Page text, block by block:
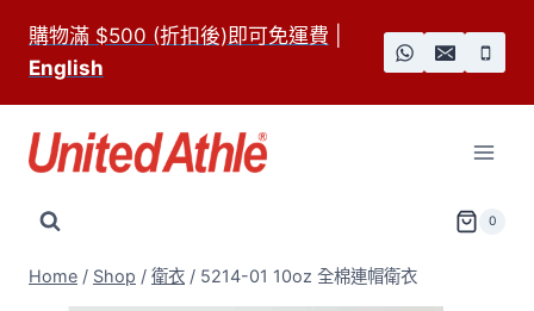
content
購物滿 $500 (折扣後)即可免運費
English
0
Home / Shop / 衛衣 / 5214-01 10oz 全棉連帽衛衣